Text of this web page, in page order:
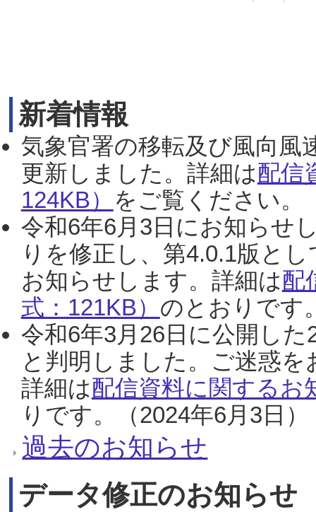
新着情報
気象官署の移転及び風向風
更新しました。詳細は配信
124KB） をご覧ください。
令和6年6月3日にお知らせ
りを修正し、第4.0.1版と
お知らせします。詳細は配
式：121KB） のとおりです
令和6年3月26日に公開し
と判明しました。ご迷惑
詳細は配信資料に関するお
りです。（2024年6月3日）
過去のお知らせ
データ修正のお知らせ